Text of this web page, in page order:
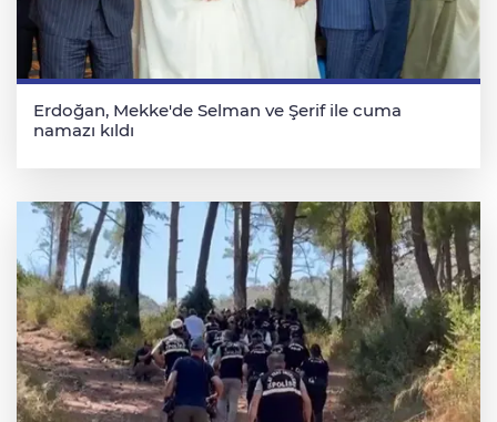
Erdoğan, Mekke'de Selman ve Şerif ile cuma
namazı kıldı